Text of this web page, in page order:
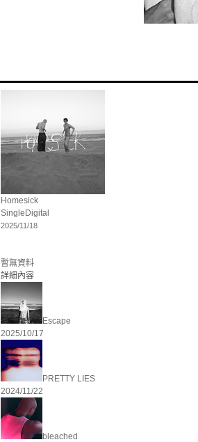
Homesick
Single Digital
2025/11/18
暫無資料
詳細內容
Escape
2025/10/17
PRETTY LIES
2024/11/22
bleached